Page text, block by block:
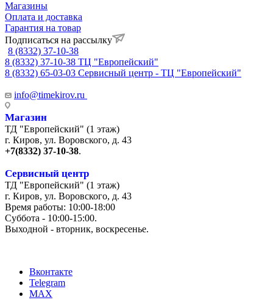
Магазины
Оплата и доставка
Гарантия на товар
Подписаться на рассылку
8 (8332) 37-10-38
8 (8332) 37-10-38 ТЦ "Европейский"
8 (8332) 65-03-03 Сервисный центр - ТЦ "Европейский"
info@timekirov.ru
Магазин
ТД "Европейский" (1 этаж)
г. Киров, ул. Воровского, д. 43
+7(8332) 37-10-38.
Сервисный центр
ТД "Европейский" (1 этаж)
г. Киров, ул. Воровского, д. 43
Время работы: 10:00-18:00
Суббота - 10:00-15:00.
Выходной - вторник, воскресенье.
Вконтакте
Telegram
MAX